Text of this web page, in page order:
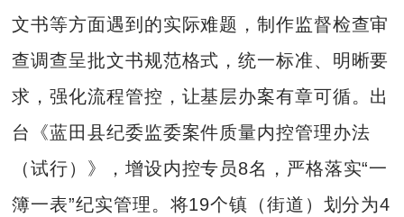
文书等方面遇到的实际难题，制作监督检查审
查调查呈批文书规范格式，统一标准、明晰要
求，强化流程管控，让基层办案有章可循。出
台《蓝田县纪委监委案件质量内控管理办法
（试行）》，增设内控专员8名，严格落实“一
簿一表”纪实管理。将19个镇（街道）划分为4